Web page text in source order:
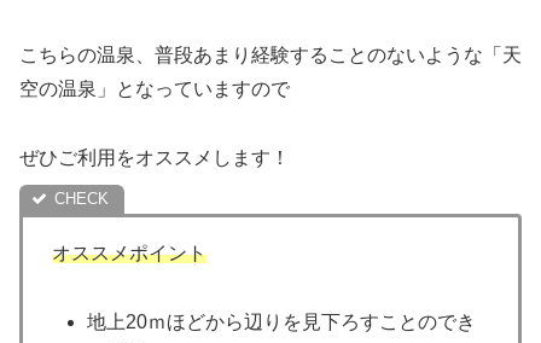
こちらの温泉、普段あまり経験することのないような「天
空の温泉」となっていますので
ぜひご利用をオススメします！
オススメポイント
地上20ｍほどから辺りを見下ろすことのでき